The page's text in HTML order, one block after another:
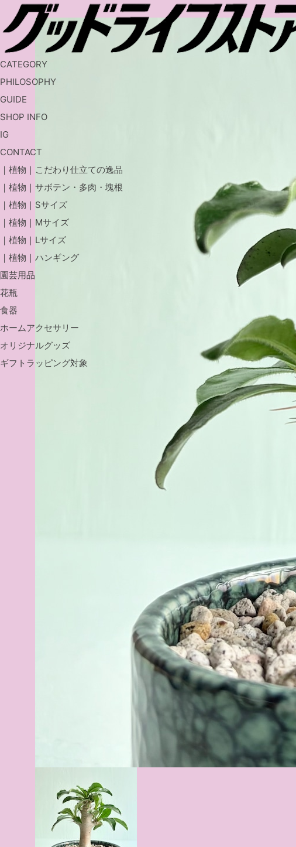
CATEGORY
PHILOSOPHY
GUIDE
SHOP INFO
IG
CONTACT
｜植物｜こだわり仕立ての逸品
｜植物｜サボテン・多肉・塊根
｜植物｜Sサイズ
｜植物｜Mサイズ
｜植物｜Lサイズ
｜植物｜ハンギング
園芸用品
花瓶
食器
ホームアクセサリー
オリジナルグッズ
ギフトラッピング対象